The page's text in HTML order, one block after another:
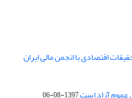
اقتصادی با انجمن مالی ایران
عموم آزاد است1397-08-06